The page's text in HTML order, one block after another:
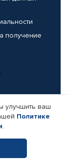
получение
улучшить ваш
Политике
.